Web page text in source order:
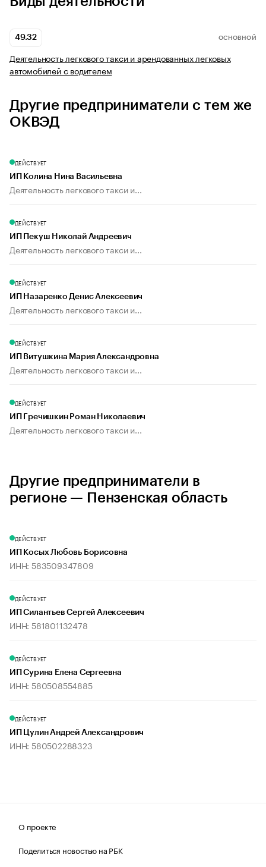
49.32 ОСНОВНОЙ
Деятельность легкового такси и арендованных легковых
автомобилей с водителем
Другие предприниматели с тем же
ОКВЭД
ДЕЙСТВУЕТ
ИП Колина Нина Васильевна
Деятельность легкового такси и...
ДЕЙСТВУЕТ
ИП Пекуш Николай Андреевич
Деятельность легкового такси и...
ДЕЙСТВУЕТ
ИП Назаренко Денис Алексеевич
Деятельность легкового такси и...
ДЕЙСТВУЕТ
ИП Витушкина Мария Александровна
Деятельность легкового такси и...
ДЕЙСТВУЕТ
ИП Гречишкин Роман Николаевич
Деятельность легкового такси и...
Другие предприниматели в
регионе — Пензенская область
ДЕЙСТВУЕТ
ИП Косых Любовь Борисовна
ИНН: 583509347809
ДЕЙСТВУЕТ
ИП Силантьев Сергей Алексеевич
ИНН: 581801132478
ДЕЙСТВУЕТ
ИП Сурина Елена Сергеевна
ИНН: 580508554885
ДЕЙСТВУЕТ
ИП Цулин Андрей Александрович
ИНН: 580502288323
О проекте
Поделиться новостью на РБК